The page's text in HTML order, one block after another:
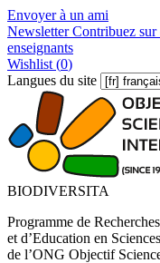
Envoyer à un ami
NewsletterContribuez sur
enseignants
Wishlist (0)
Langues du site
BIODIVERSITA
Programme de
et d’Education en
de l’ONG Objectif